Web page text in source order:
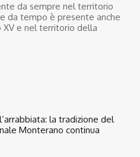
da sempre nel territorio
da tempo è presente anche
XV e nel territorio della
la tradizione del
Monterano continua